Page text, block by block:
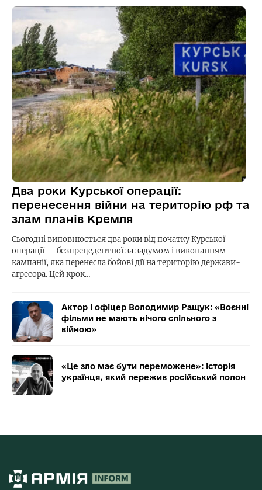
Два роки Курської операції:
перенесення війни на територію рф та
злам планів Кремля
Сьогодні виповнюється два роки від початку Курської
операції — безпрецедентної за задумом і виконанням
кампанії, яка перенесла бойові дії на територію держави-
агресора. Цей крок…
Актор і офіцер Володимир Ращук: «Воєнні
фільми не мають нічого спільного з
війною»
«Це зло має бути переможене»: історія
українця, який пережив російський полон